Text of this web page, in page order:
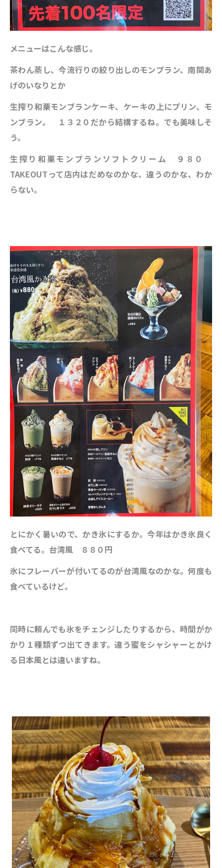
メニューはこんな感じ。
茶わん蒸し、今流行りの絞り出しのモンブラン、南関あ
げのいなりとか
生搾り和栗モンブランケーキ、ケーキの上にプリン、モ
ンブラン。 １３２０だから結構するね。でも美味しそ
う。
生搾り和栗モンブランソフトクリーム ９８０
TAKEOUTって店内はだめなのかな、違うのかな、わか
らない。
とにかく暑いので、かき氷にするか。今年はかき氷良く
食べてる。台湾風 ８８０円
氷にフレーバーが付いてるのが台湾風なのかな。何度も
食べているけど。
同時に頼んでも氷をチェンジしたりするから、時間がか
かり１種類ずつ出てきます。違う蜜をシャシャーとかけ
る日本風とは違いますね。